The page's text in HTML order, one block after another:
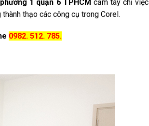
1 quận 6 TPHCM cầm tay chỉ việc
thạo các công cụ trong Corel.
0982. 512. 785.